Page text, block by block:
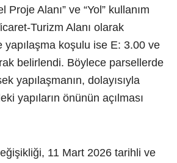
Proje Alanı” ve “Yol” kullanım
Turizm Alanı olarak
yapılaşma koşulu ise E: 3.00 ve
belirlendi. Böylece parsellerde
yapılaşmanın, dolayısıyla
yapıların önünün açılması
11 Mart 2026 tarihli ve